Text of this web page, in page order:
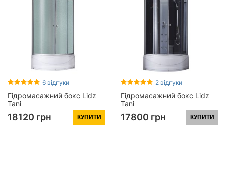
6 відгуки
Гідромасажний бокс Lidz
Tani
SBM90x90.SAT.HIGH.FR,
скло Frost 4 мм
18120 грн КУПИТИ
2 відгуки
Гідромасажний бокс Lidz
Tani
SBM90x90.SAT.HIGH.GR,
скло тоноване 4 мм
17800 грн КУПИТИ